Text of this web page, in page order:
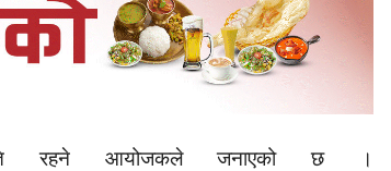
रहने आयोजकले जनाएको छ ।